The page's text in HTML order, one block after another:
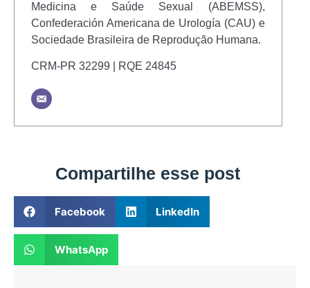
Medicina e Saúde Sexual (ABEMSS),
Confederación Americana de Urología (CAU) e
Sociedade Brasileira de Reprodução Humana.
CRM-PR 32299 | RQE 24845
Compartilhe esse post
Facebook LinkedIn
WhatsApp